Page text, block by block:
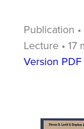
Publication
Lecture • 17
Version PDF